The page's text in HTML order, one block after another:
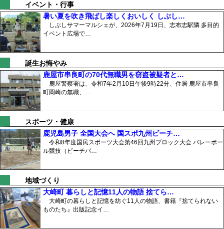
イベント・行事
暑い夏を吹き飛ばし楽しくおいしく しぶし…
しぶしサマーマルシェが、2026年7月19日、志布志駅隣 多目的
イベント広場で…
誕生お悔やみ
鹿屋市串良町の70代無職男を窃盗被疑者と…
鹿屋警察署は、令和7年2月10日午後9時22分、住居 鹿屋市串良
町岡崎の無職、…
スポーツ・健康
鹿児島男子 全国大会へ 国スポ九州ビーチ…
令和8年度国民スポーツ大会第46回九州ブロック大会 バレーボー
ル競技（ビーチバ…
地域づくり
大崎町 暮らしと記憶11人の物語 捨てら…
大崎町の暮らしと記憶を紡ぐ11人の物語、書籍『捨てられない
ものたち』出版記念イ…